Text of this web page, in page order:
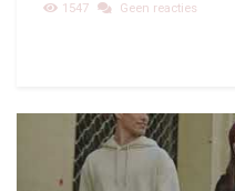
1547 Geen reacties